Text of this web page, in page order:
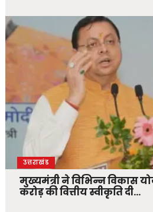
उत्तराखंड
मुख्यमंत्री ने विभिन्न विकास
करोड़ की वित्तीय स्वीकृति दी…